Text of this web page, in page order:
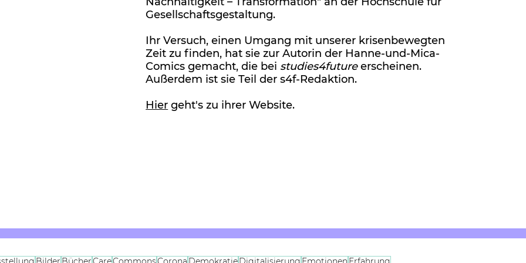
Gesellschaftsgestaltung.
Ihr Versuch, einen Umgang mit unserer krisenbewegten
Zeit zu finden, hat sie zur Autorin der Hanne-und-Mica-
Comics gemacht, die bei studies4futureerscheinen.
Außerdem ist sie Teil der s4f-Redaktion.
Hier geht's zu ihrer Website.